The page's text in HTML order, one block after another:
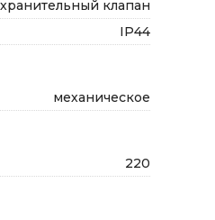
клапан
IP44
механическое
220